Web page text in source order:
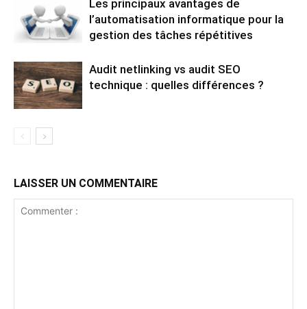
Les principaux avantages de
l’automatisation informatique pour la
gestion des tâches répétitives
Audit netlinking vs audit SEO
technique : quelles différences ?
LAISSER UN COMMENTAIRE